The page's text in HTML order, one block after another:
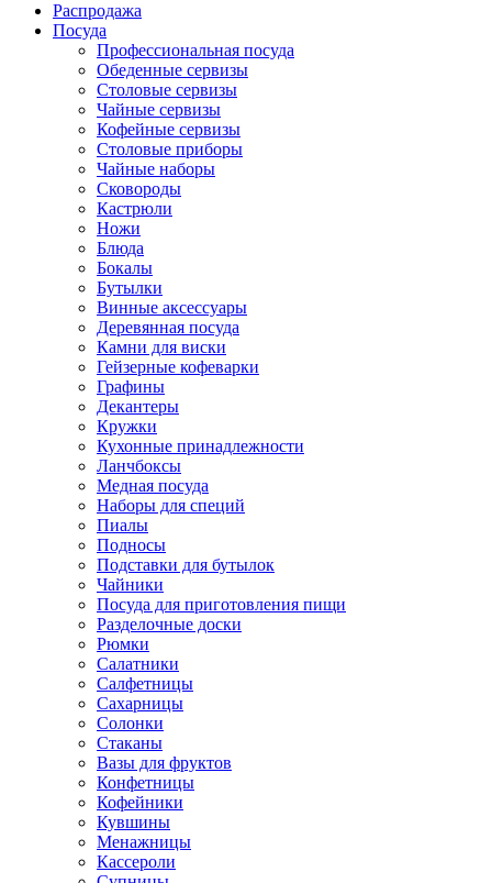
Распродажа
Посуда
Профессиональная посуда
Обеденные сервизы
Столовые сервизы
Чайные сервизы
Кофейные сервизы
Столовые приборы
Чайные наборы
Сковороды
Кастрюли
Ножи
Блюда
Бокалы
Бутылки
Винные аксессуары
Деревянная посуда
Камни для виски
Гейзерные кофеварки
Графины
Декантеры
Кружки
Кухонные принадлежности
Ланчбоксы
Медная посуда
Наборы для специй
Пиалы
Подносы
Подставки для бутылок
Чайники
Посуда для приготовления пищи
Разделочные доски
Рюмки
Салатники
Салфетницы
Сахарницы
Солонки
Стаканы
Вазы для фруктов
Конфетницы
Кофейники
Кувшины
Менажницы
Кассероли